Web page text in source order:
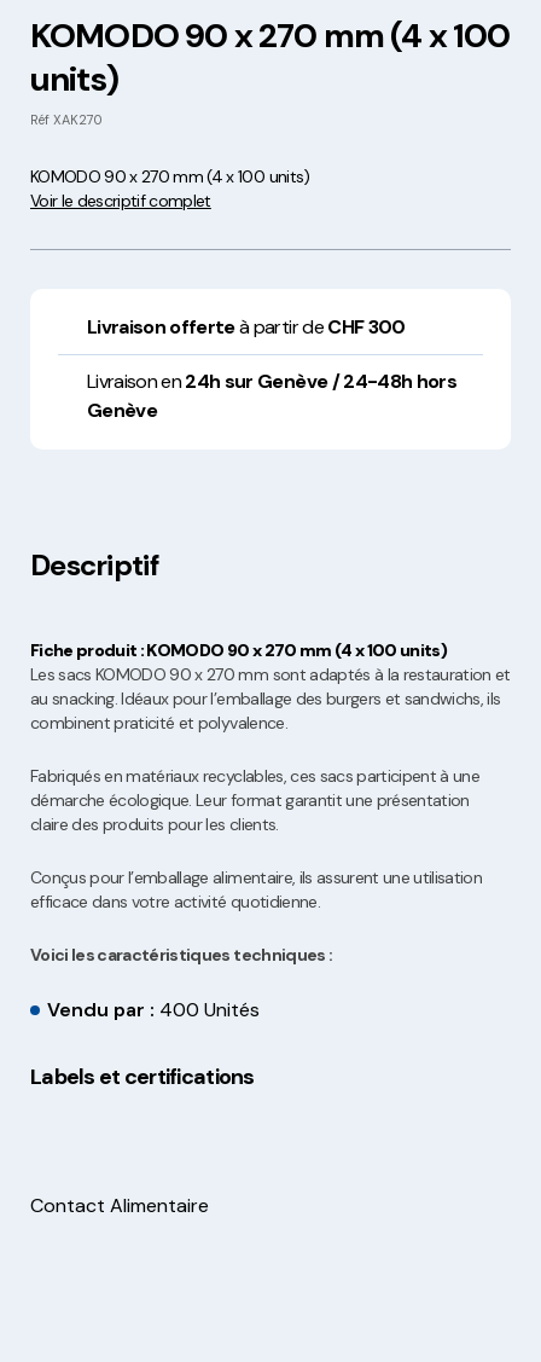
KOMODO 90 x 270 mm (4 x 100
units)
Réf XAK270
KOMODO 90 x 270 mm (4 x 100 units)
Voir le descriptif complet
Livraison offerteà partir deCHF 300
Livraison en24h sur Genève / 24-48h hors
Genève
Descriptif
Fiche produit : KOMODO 90 x 270 mm (4 x 100 units)
Les sacs KOMODO 90 x 270 mm sont adaptés à la restauration et
au snacking. Idéaux pour l’emballage des burgers et sandwichs, ils
combinent praticité et polyvalence.
Fabriqués en matériaux recyclables, ces sacs participent à une
démarche écologique. Leur format garantit une présentation
claire des produits pour les clients.
Conçus pour l’emballage alimentaire, ils assurent une utilisation
efficace dans votre activité quotidienne.
Voici les caractéristiques techniques :
Vendu par : 400 Unités
Labels et certifications
Contact Alimentaire